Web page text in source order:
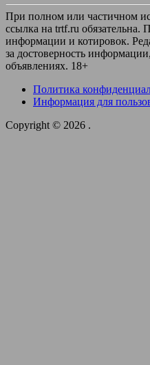
При полном или частичном
ссылка на trtf.ru обязательна.
информации и котировок.
за достоверность
объявлениях. 18+
Политика
Информация для
Copyright © 2026 .